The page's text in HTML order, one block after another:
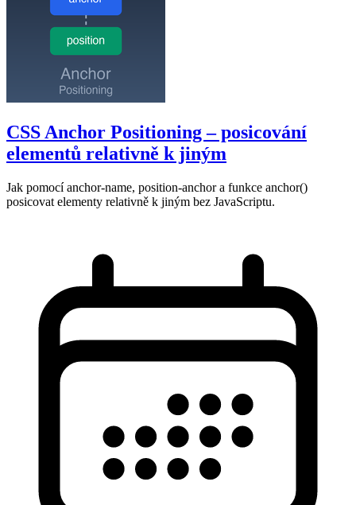
CSS Anchor Positioning – posicování
elementů relativně k jiným
Jak pomocí anchor-name, position-anchor a funkce anchor()
posicovat elementy relativně k jiným bez JavaScriptu.